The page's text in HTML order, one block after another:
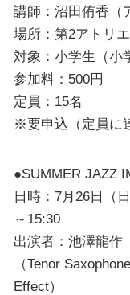
講師：沼田侑香（
場所：第2アトリエ
対象：小学生（小
参加料：500円
定員：15名
※要申込（定員に
●SUMMER JAZZ
日時：7月26日（
～15:30
出演者：池澤龍作
（Tenor
Effect）